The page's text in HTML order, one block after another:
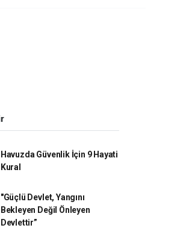
Havuzda Güvenlik İçin 9 Hayati
Kural
"Güçlü Devlet, Yangını
Bekleyen Değil Önleyen
Devlettir”